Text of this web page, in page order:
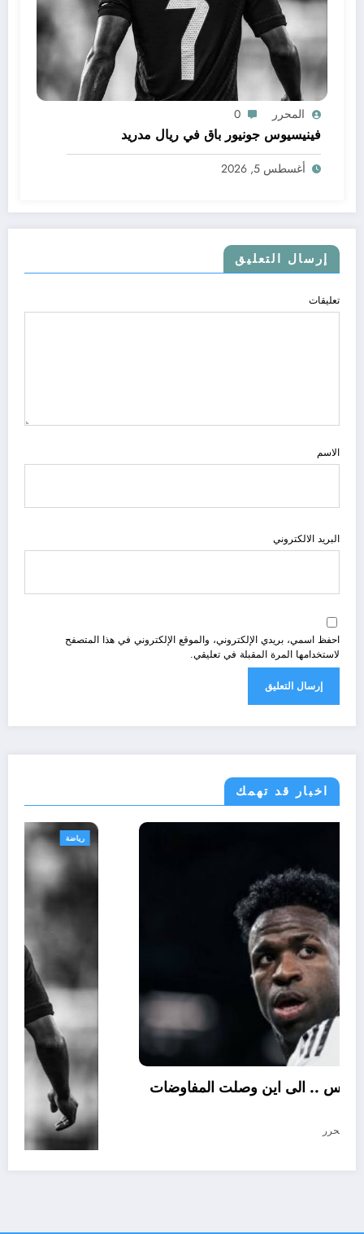
المحرر 0
فينيسيوس جونيور باق في ريال مدريد
أغسطس 5, 2026
إرسال التعليق
تعليقات
الاسم
البريد الالكتروني
احفظ اسمي، بريدي الإلكتروني، والموقع الإلكتروني في هذا المتصفح
لاستخدامها المرة المقبلة في تعليقي.
اخبار قد تهمك
عقد فينيسيوس .. الى اين وصلت المفاوضات
5, 2026